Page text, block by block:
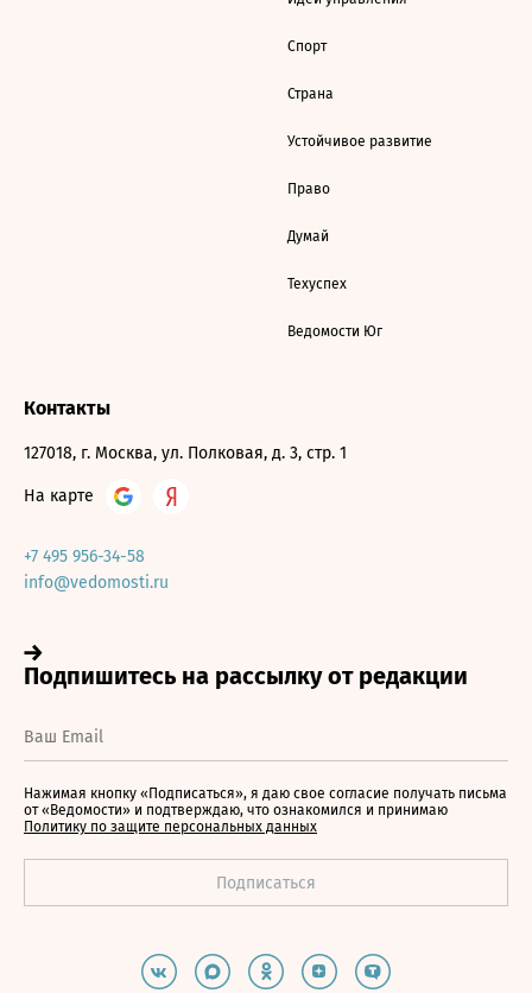
Спорт
Страна
Устойчивое развитие
Право
Думай
Техуспех
Ведомости Юг
Контакты
127018, г. Москва, ул. Полковая, д. 3, стр. 1
На карте
+7 495 956-34-58
info@vedomosti.ru
Нажимая кнопку «Подписаться», я даю свое согласие получать письма
от «Ведомости» и подтверждаю, что ознакомился и принимаю
Политику по защите персональных данных